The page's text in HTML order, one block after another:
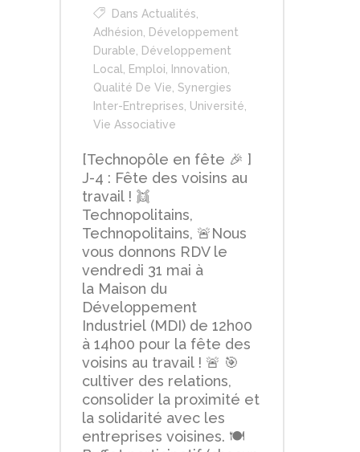
Dans Actualités
Adhésion Développement
Durable Développement
Local
Emploi Innovation
Qualité De Vie Synergies
Inter-Entreprises Université
Vie Associative
[Technopôle en fête 🎉 ]
J-4 : Fête des voisins au
travail ! 👯
Technopolitains,
Technopolitains, 🚨Nous
vous donnons RDV le
vendredi 31 mai à
la Maison du
Développement
Industriel (MDI) de 12h00
à 14h00 pour la fête des
voisins au travail ! 🚨 🎯
cultiver des relations,
consolider la proximité et
la solidarité avec les
entreprises voisines. 🍽